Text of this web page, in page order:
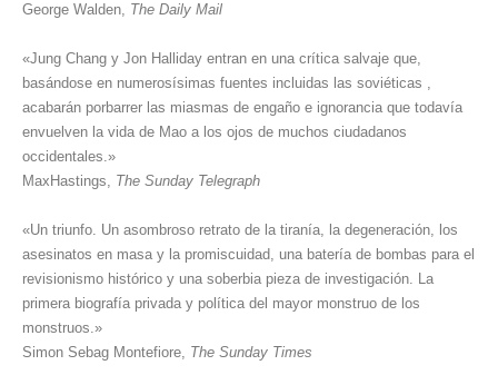
George Walden, The Daily Mail
«Jung Chang y Jon Halliday entran en una crítica salvaje que,
basándose en numerosísimas fuentes incluidas las soviéticas ,
acabarán porbarrer las miasmas de engaño e ignorancia que todavía
envuelven la vida de Mao a los ojos de muchos ciudadanos
occidentales.»
MaxHastings, The Sunday Telegraph
«Un triunfo. Un asombroso retrato de la tiranía, la degeneración, los
asesinatos en masa y la promiscuidad, una batería de bombas para el
revisionismo histórico y una soberbia pieza de investigación. La
primera biografía privada y política del mayor monstruo de los
monstruos.»
Simon Sebag Montefiore, The Sunday Times